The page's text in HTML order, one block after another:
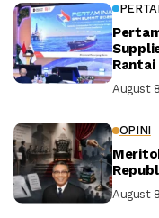
Rantai
August
OPINI
August